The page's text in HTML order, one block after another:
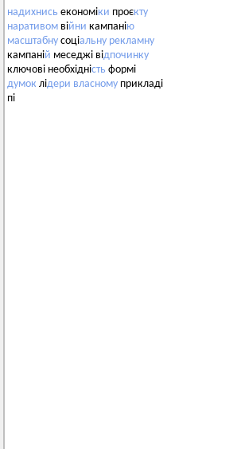
надихнись економіки проєкту
наративом війни кампанію
масштабну соціальну рекламну
кампаній меседжі відпочинку
ключові необхідність формі
думок лідери власному прикладі
пі